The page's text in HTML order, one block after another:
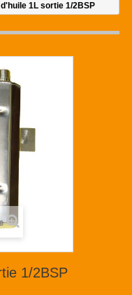
1L sortie 1/2BSP
1/2BSP